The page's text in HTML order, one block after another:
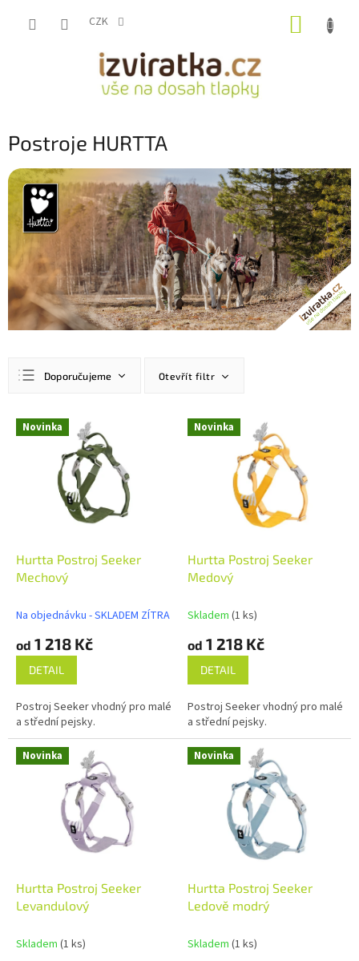
CZK
Postroje HURTTA
e
n
Doporučujeme
Nejdražší
Nejprodávanější
Abecedně
Otevřít filtr
V Novinka
Hurtta Postroj Seeker
Mechový
Na objednávku - SKLADEM ZÍTRA
od 1 218 Kč
DETAIL
Postroj Seeker vhodný pro malé
a střední pejsky.
Novinka
Hurtta Postroj Seeker
Medový
Skladem (1 ks)
od 1 218 Kč
DETAIL
Postroj Seeker vhodný pro malé
a střední pejsky.
Novinka
Hurtta Postroj Seeker
Levandulový
Skladem (1 ks)
Novinka
Hurtta Postroj Seeker
Ledově modrý
Skladem (1 ks)